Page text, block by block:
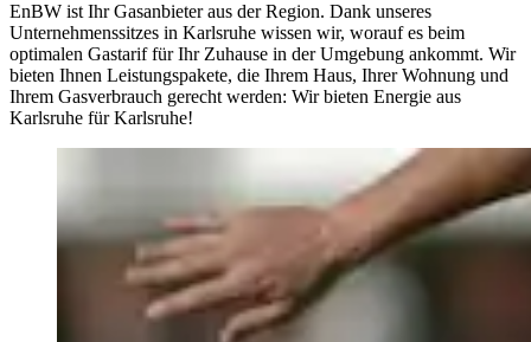
EnBW ist Ihr Gasanbieter aus der Region. Dank unseres
Unternehmens­sitzes in Karlsruhe wissen wir, worauf es beim
optimalen Gastarif für Ihr Zuhause in der Umgebung ankommt. Wir
bieten Ihnen Leistungspakete, die Ihrem Haus, Ihrer Wohnung und
Ihrem Gasverbrauch gerecht werden: Wir bieten Energie aus
Karlsruhe für Karlsruhe!